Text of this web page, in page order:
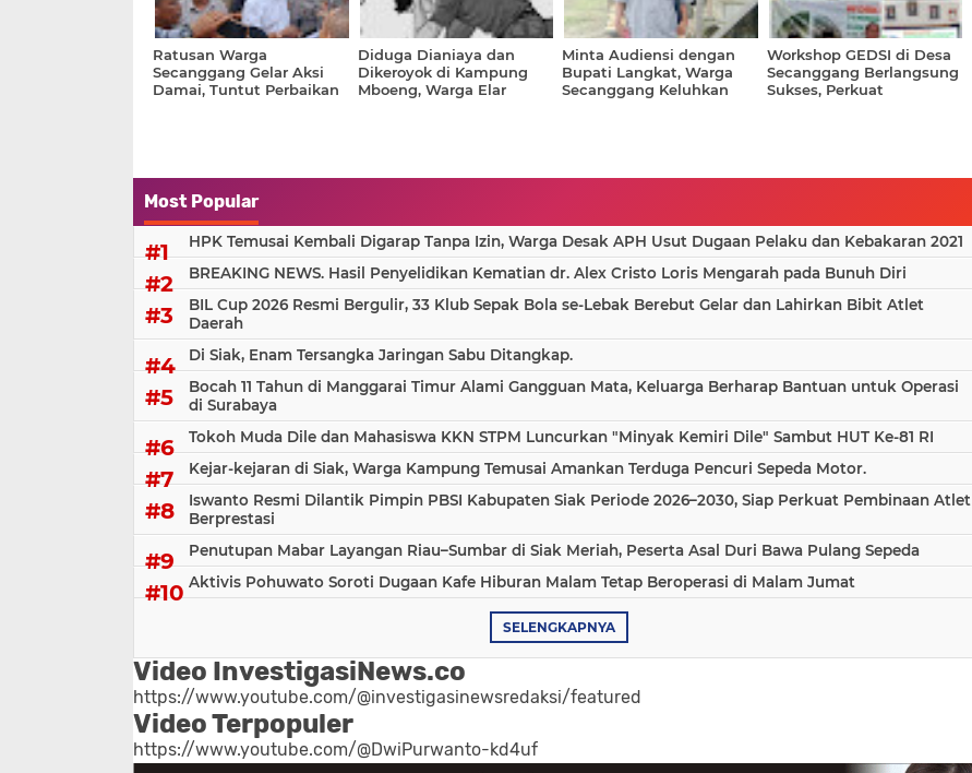
Ratusan Warga
Secanggang Gelar Aksi
Damai, Tuntut Perbaikan
Diduga Dianiaya dan
Dikeroyok di Kampung
Mboeng, Warga Elar
Minta Audiensi dengan
Bupati Langkat, Warga
Secanggang Keluhkan
Workshop GEDSI di Desa
Secanggang Berlangsung
Sukses, Perkuat
Most Popular
HPK Temusai Kembali Digarap Tanpa Izin, Warga Desak APH Usut Dugaan Pelaku dan Kebakaran 2021
BREAKING NEWS. Hasil Penyelidikan Kematian dr. Alex Cristo Loris Mengarah pada Bunuh Diri
BIL Cup 2026 Resmi Bergulir, 33 Klub Sepak Bola se-Lebak Berebut Gelar dan Lahirkan Bibit Atlet
Daerah
Di Siak, Enam Tersangka Jaringan Sabu Ditangkap.
Bocah 11 Tahun di Manggarai Timur Alami Gangguan Mata, Keluarga Berharap Bantuan untuk Operasi
di Surabaya
Tokoh Muda Dile dan Mahasiswa KKN STPM Luncurkan "Minyak Kemiri Dile" Sambut HUT Ke-81 RI
Kejar-kejaran di Siak, Warga Kampung Temusai Amankan Terduga Pencuri Sepeda Motor.
Iswanto Resmi Dilantik Pimpin PBSI Kabupaten Siak Periode 2026–2030, Siap Perkuat Pembinaan Atlet
Berprestasi
Penutupan Mabar Layangan Riau–Sumbar di Siak Meriah, Peserta Asal Duri Bawa Pulang Sepeda
Aktivis Pohuwato Soroti Dugaan Kafe Hiburan Malam Tetap Beroperasi di Malam Jumat
SELENGKAPNYA
Video InvestigasiNews.co
https://www.youtube.com/@investigasinewsredaksi/featured
Video Terpopuler
https://www.youtube.com/@DwiPurwanto-kd4uf